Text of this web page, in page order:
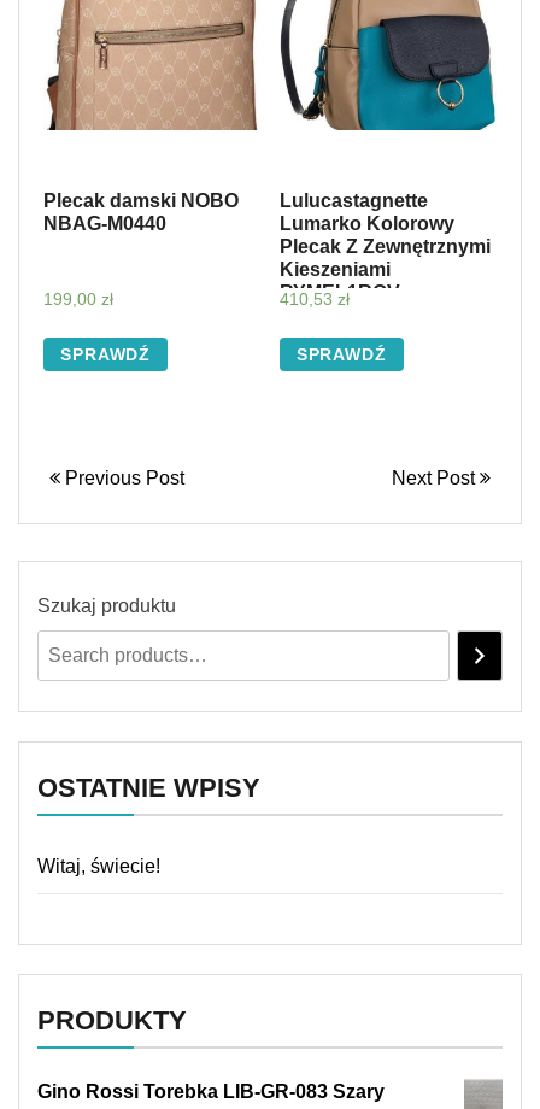
Plecak damski NOBO
NBAG-M0440
199,00 zł
SPRAWDŹ
Lulucastagnette
Lumarko Kolorowy
Plecak Z Zewnętrznymi
Kieszeniami
RYMEL1ROV
410,53 zł
SPRAWDŹ
Previous Post Next Post
Szukaj produktu
OSTATNIE WPISY
Witaj, świecie!
PRODUKTY
Gino Rossi Torebka LIB-GR-083 Szary